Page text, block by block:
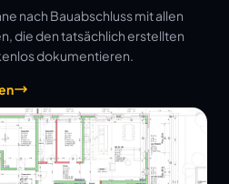
nach Bauabschluss mit allen
die den tatsächlich erstellten
dokumentieren.